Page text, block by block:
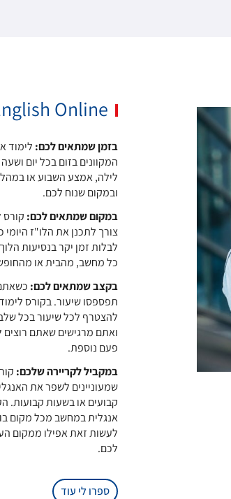
Online
בזמן שמתאים לכם: לימוד
המקוונים בזום בכל יום
לילה, אמצע השבוע או
ובמקום שנוח לכם.
במקום שמתאים לכם: קורס
צורך לתכנן את הלו"ז
לבלות זמן יקר בנסיעות
כל מחשב, מהבית או
בקצב שמתאים לכם:
תפספסו שיעור. בקורס
להצטרף לכל שיעור בכל
ואתם מרגישים שאתם רוצים
פעם נוספת.
במקביל לקריירה שלכם:
שמעוניינים לשפר את
קבועים או בשעות קבועות.
אנגלית במחשב מכל מקום
לעשות זאת אפילו ממקום
לכם.
ספרו לי עוד